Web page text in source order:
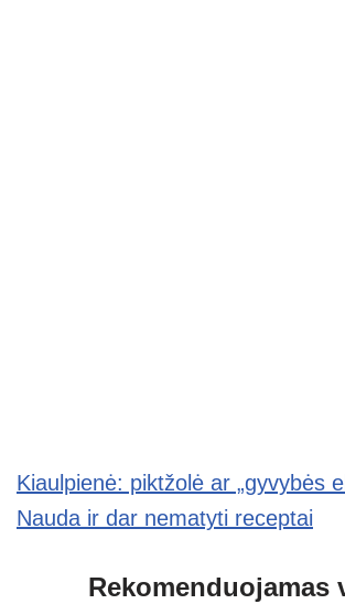
Kiaulpienė: piktžolė ar „gyvybės
Nauda ir dar nematyti receptai
Rekomenduojamas